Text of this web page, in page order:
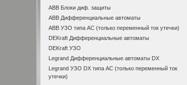
ABB Блоки диф. защиты
ABB Дифференциальные автоматы
ABB УЗО типа АС (только переменный ток утечки)
DEKraft Дифференциальные автоматы
DEKraft УЗО
Legrand Дифференциальные автоматы DX
Legrand УЗО DX типа АС (только переменный ток
утечки)